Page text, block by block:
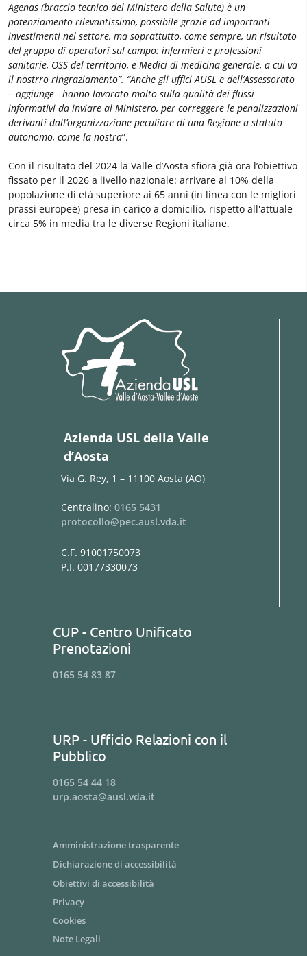
Agenas (braccio tecnico del Ministero della Salute) è un
potenziamento rilevantissimo, possibile grazie ad importanti
investimenti nel settore, ma soprattutto, come sempre, un risultato
del gruppo di operatori sul campo: infermieri e professioni
sanitarie, OSS del territorio, e Medici di medicina generale, a cui va
il nostrro ringraziamento”. “Anche gli uffici AUSL e dell’Assessorato
– aggiunge - hanno lavorato molto sulla qualità dei flussi
informativi da inviare al Ministero, per correggere le penalizzazioni
derivanti dall’organizzazione peculiare di una Regione a statuto
autonomo, come la nostra”.
Con il risultato del 2024 la Valle d’Aosta sfiora già ora l’obiettivo
fissato per il 2026 a livello nazionale: arrivare al 10% della
popolazione di età superiore ai 65 anni (in linea con le migliori
prassi europee) presa in carico a domicilio, rispetto all'attuale
circa 5% in media tra le diverse Regioni italiane.
Azienda USL della Valle
d’Aosta
Via G. Rey, 1 – 11100 Aosta (AO)
Centralino: 0165 5431
protocollo@pec.ausl.vda.it
C.F. 91001750073
P.I. 00177330073
CUP - Centro Unificato
Prenotazioni
0165 54 83 87
URP - Ufficio Relazioni con il
Pubblico
0165 54 44 18
urp.aosta@ausl.vda.it
Amministrazione trasparente
Dichiarazione di accessibilità
Obiettivi di accessibilità
Privacy
Cookies
Note Legali